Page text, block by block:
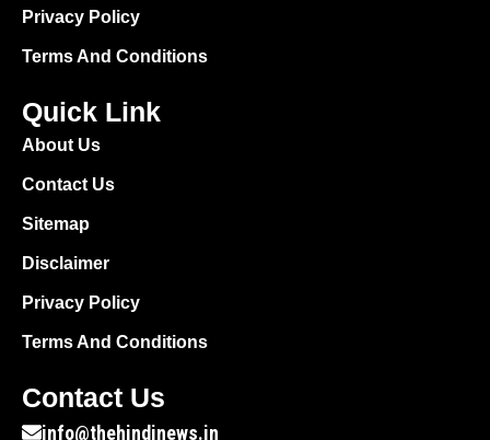
Privacy Policy
Terms And Conditions
Quick Link
About Us
Contact Us
Sitemap
Disclaimer
Privacy Policy
Terms And Conditions
Contact Us
info@thehindinews.in